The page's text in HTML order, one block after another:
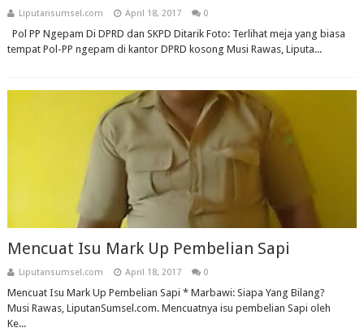
Liputansumsel.com April 18, 2017 0
Pol PP Ngepam Di DPRD dan SKPD Ditarik Foto: Terlihat meja yang biasa
tempat Pol-PP ngepam di kantor DPRD kosong Musi Rawas, Liputa...
Mencuat Isu Mark Up Pembelian Sapi
Liputansumsel.com April 18, 2017 0
Mencuat Isu Mark Up Pembelian Sapi * Marbawi: Siapa Yang Bilang?
Musi Rawas, LiputanSumsel.com. Mencuatnya isu pembelian Sapi oleh
Ke...